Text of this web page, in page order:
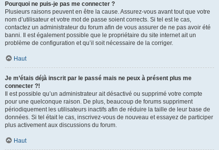
Pourquoi ne puis-je pas me connecter ?
Plusieurs raisons peuvent en être la cause. Assurez-vous avant tout que votre
nom d’utilisateur et votre mot de passe soient corrects. Si tel est le cas,
contactez un administrateur du forum afin de vous assurer de ne pas avoir été
banni. Il est également possible que le propriétaire du site internet ait un
problème de configuration et qu’il soit nécessaire de la corriger.
Haut
Je m’étais déjà inscrit par le passé mais ne peux à présent plus me
connecter ?!
Il est possible qu’un administrateur ait désactivé ou supprimé votre compte
pour une quelconque raison. De plus, beaucoup de forums suppriment
périodiquement les utilisateurs inactifs afin de réduire la taille de leur base de
données. Si tel était le cas, inscrivez-vous de nouveau et essayez de participer
plus activement aux discussions du forum.
Haut